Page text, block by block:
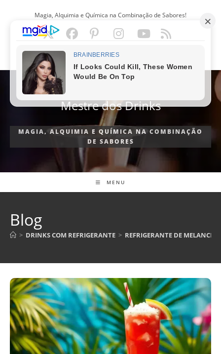
Magia, Alquimia e Química na Combinação de Sabores!
PORTUGUÊS
Mestre dos Drinks
MAGIA, ALQUIMIA E QUÍMICA NA COMBINAÇÃO
DE SABORES
MENU
Blog
> DRINKS COM REFRIGERANTE > REFRIGERANTE DE MELANCIA